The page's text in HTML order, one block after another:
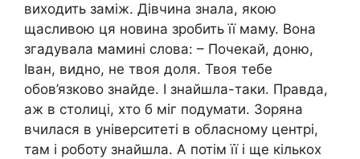
виходить заміж. Дівчина знала, якою
щасливою ця новина зробить її маму. Вона
згадувала мамині слова: – Почекай, доню,
Іван, видно, не твоя доля. Твоя тебе
обов’язково знайде. І знайшла-таки. Правда,
аж в столиці, хто б міг подумати. Зоряна
вчилася в університеті в обласному центрі,
там і роботу знайшла. А потім її і ще кількох